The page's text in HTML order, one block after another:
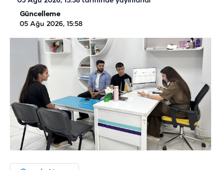
Güncelleme
05 Ağu 2026, 15:58